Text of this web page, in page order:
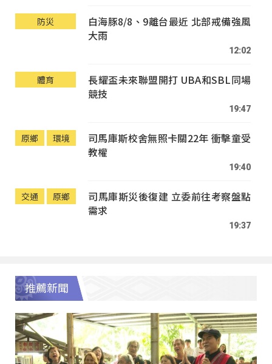
防災
白海豚8/8、9離台最近 北部戒備強風
大雨
12:02
體育
長耀盃未來聯盟開打 UBA和SBL同場
競技
19:47
原鄉 環境
司馬庫斯校舍無照卡關22年 衝擊童受
教權
19:40
交通 原鄉
司馬庫斯災後復建 立委前往考察盤點
需求
19:37
推薦新聞